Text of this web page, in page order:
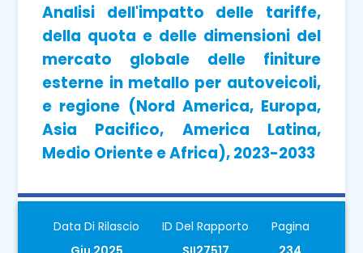
Analisi dell'impatto delle tariffe,
della quota e delle dimensioni del
mercato globale delle finiture
esterne in metallo per autoveicoli,
e regione (Nord America, Europa,
Asia Pacifico, America Latina,
Medio Oriente e Africa), 2023-2033
Data Di Rilascio
ID Del Rapporto
Pagina